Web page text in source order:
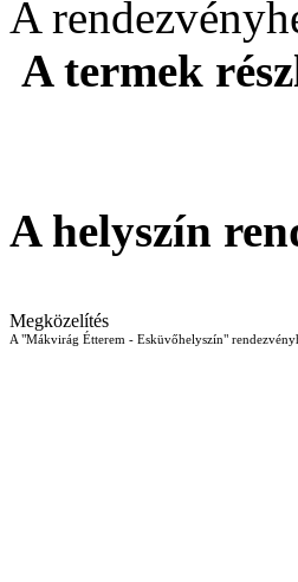
A
A termek
A helyszín
Megközelítés
A "Mákvirág Étterem - Esküvőhelyszín"